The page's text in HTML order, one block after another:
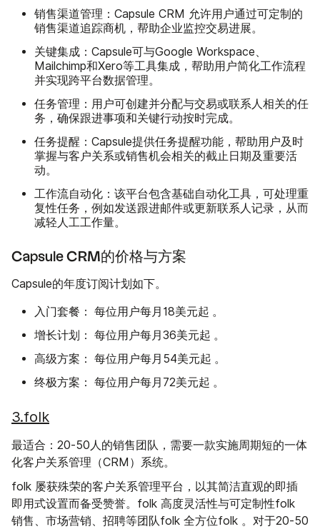
销售渠道管理 ：Capsule CRM 允许用户通过可定制的
销售渠道追踪商机，帮助企业监控交易进展。
关键集成 ：Capsule可与Google Workspace、
Mailchimp和Xero等工具集成，帮助用户简化工作流程
并实现跨平台数据管理。
任务管理 ：用户可创建并分配与交易或联系人相关的任
务，确保跟进事项和关键行动按时完成。
任务提醒 ：Capsule提供任务提醒功能，帮助用户及时
掌握与客户关系或销售机会相关的截止日期及重要活
动。
工作流自动化 ：该平台包含基础自动化工具，可处理重
复性任务，例如发送跟进邮件或更新联系人记录，从而
减轻人工工作量。
Capsule CRM的价格与方案
Capsule的年度订阅计划如下。
入门套餐： 每位用户每月18美元起 。
增长计划： 每位用户每月36美元起 。
高级方案： 每位用户每月54美元起 。
终极方案： 每位用户每月72美元起 。
3.folk
最适合： 20-50人的销售团队，需要一款实施周期短的一体
化客户关系管理（CRM）系统。
folk 屡获殊荣的客户关系管理平台，以其简洁直观的即插
即用式设置而备受赞誉。folk 高度灵活性与可定制性folk
销售、市场营销、招聘等团队folk 全方位folk 。对于20-50